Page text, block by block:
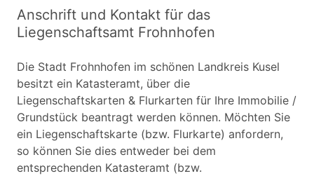
Anschrift und Kontakt für das
Liegenschaftsamt Frohnhofen
Die Stadt Frohnhofen im schönen Landkreis Kusel
besitzt ein Katasteramt, über die
Liegenschaftskarten & Flurkarten für Ihre Immobilie /
Grundstück beantragt werden können. Möchten Sie
ein Liegenschaftskarte (bzw. Flurkarte) anfordern,
so können Sie dies entweder bei dem
entsprechenden Katasteramt (bzw.